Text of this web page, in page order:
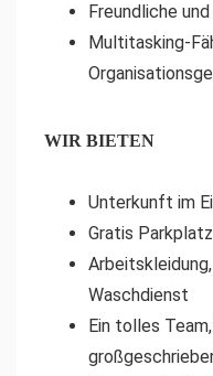
Freundliche
Multitasking-
WIR BIETEN
Unterkunft im
Gratis Parkplatz
Waschdienst
Ein tolles